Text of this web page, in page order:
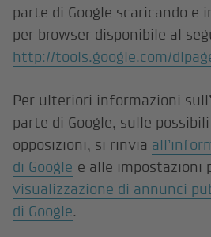
parte di Google scaricando e
per browser disponibile al
http://tools.google.com/
Per ulteriori informazioni
parte di Google, sulle
opposizioni, si rinvia
di Google e alle impostazioni
visualizzazione di annunci
di Google.